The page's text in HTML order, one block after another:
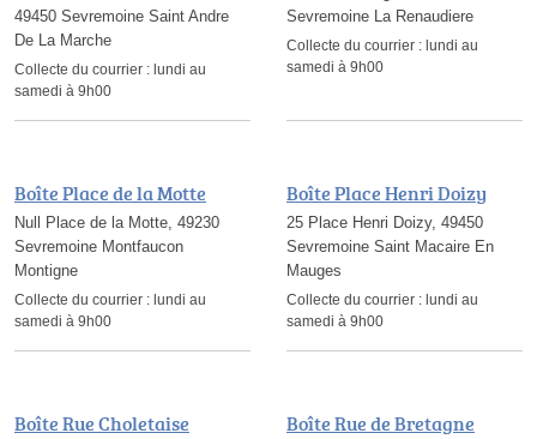
49450 Sevremoine Saint Andre
De La Marche
Collecte du courrier : lundi au
samedi à 9h00
Sevremoine La Renaudiere
Collecte du courrier : lundi au
samedi à 9h00
Boîte Place de la Motte
Null Place de la Motte, 49230
Sevremoine Montfaucon
Montigne
Collecte du courrier : lundi au
samedi à 9h00
Boîte Place Henri Doizy
25 Place Henri Doizy, 49450
Sevremoine Saint Macaire En
Mauges
Collecte du courrier : lundi au
samedi à 9h00
Boîte Rue Choletaise Boîte Rue de Bretagne